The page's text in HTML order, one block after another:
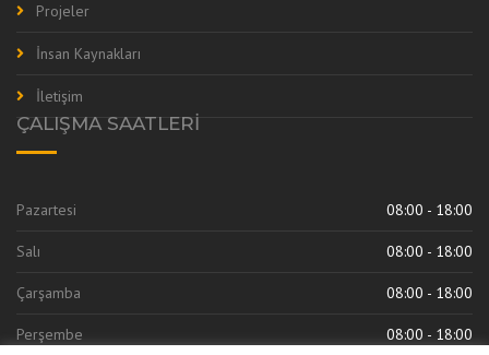
Projeler
İnsan Kaynakları
İletişim
ÇALIŞMA SAATLERI
Pazartesi 08:00 - 18:00
Salı 08:00 - 18:00
Çarşamba 08:00 - 18:00
Perşembe 08:00 - 18:00